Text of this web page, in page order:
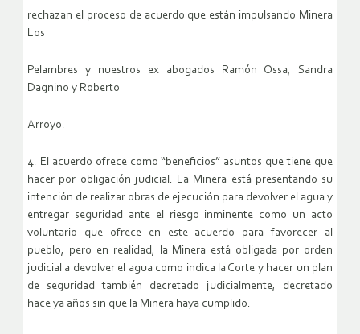
rechazan el proceso de acuerdo que están impulsando Minera
Los
Pelambres y nuestros ex abogados Ramón Ossa, Sandra
Dagnino y Roberto
Arroyo.
4. El acuerdo ofrece como “beneficios” asuntos que tiene que
hacer por obligación judicial. La Minera está presentando su
intención de realizar obras de ejecución para devolver el agua y
entregar seguridad ante el riesgo inminente como un acto
voluntario que ofrece en este acuerdo para favorecer al
pueblo, pero en realidad, la Minera está obligada por orden
judicial a devolver el agua como indica la Corte y hacer un plan
de seguridad también decretado judicialmente, decretado
hace ya años sin que la Minera haya cumplido.